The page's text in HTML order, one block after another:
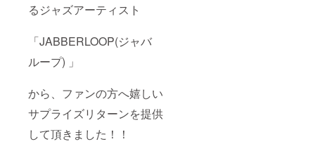
るジャズアーティスト
「JABBERLOOP(ジャバ
ループ) 」
から、ファンの方へ嬉しい
サプライズリターンを提供
して頂きました！！